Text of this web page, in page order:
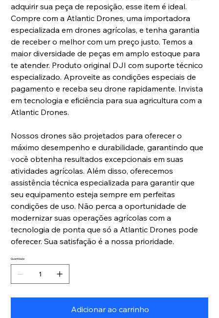
adquirir sua peça de reposição, esse item é ideal.
Compre com a Atlantic Drones, uma importadora
especializada em drones agrícolas, e tenha garantia
de receber o melhor com um preço justo. Temos a
maior diversidade de peças em amplo estoque para
te atender. Produto original DJI com suporte técnico
especializado. Aproveite as condições especiais de
pagamento e receba seu drone rapidamente. Invista
em tecnologia e eficiência para sua agricultura com a
Atlantic Drones.
Nossos drones são projetados para oferecer o
máximo desempenho e durabilidade, garantindo que
você obtenha resultados excepcionais em suas
atividades agrícolas. Além disso, oferecemos
assistência técnica especializada para garantir que
seu equipamento esteja sempre em perfeitas
condições de uso. Não perca a oportunidade de
modernizar suas operações agrícolas com a
tecnologia de ponta que só a Atlantic Drones pode
oferecer. Sua satisfação é a nossa prioridade.
Quantidade
Adicionar ao carrinho